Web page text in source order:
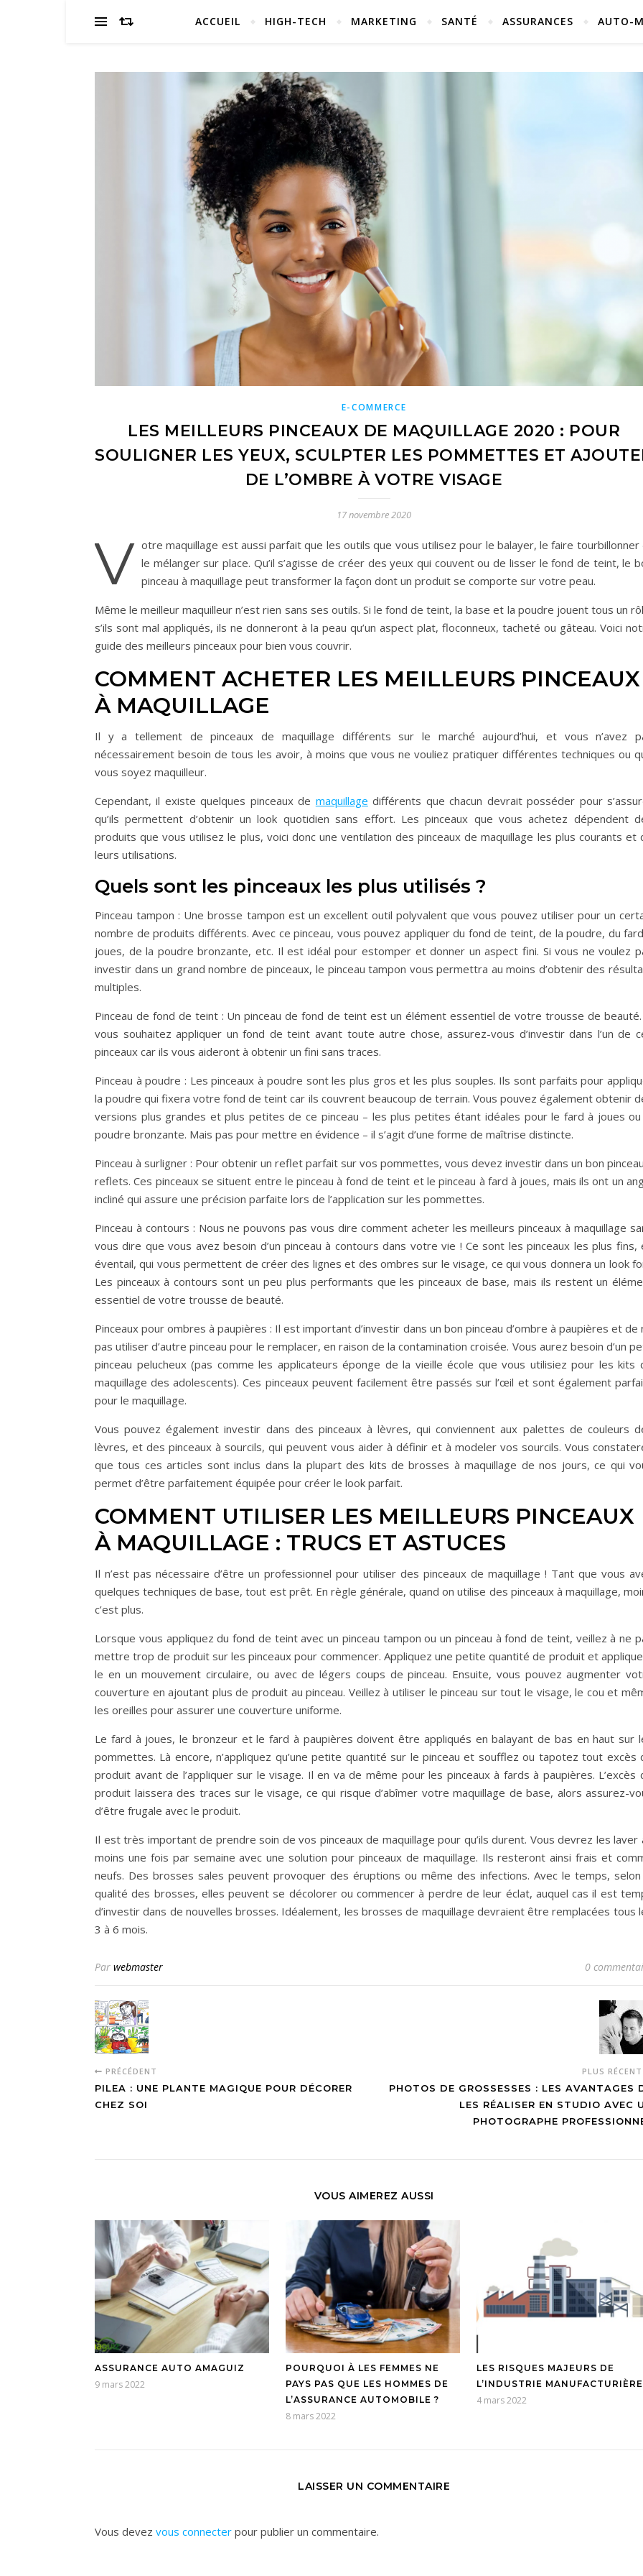
ACCUEIL HIGH-TECH MARKETING SANTÉ ASSURANCES AUTO-
E-COMMERCE
LES MEILLEURS PINCEAUX DE MAQUILLAGE 2020 : POUR
SOULIGNER LES YEUX, SCULPTER LES POMMETTES ET
DE L’OMBRE À VOTRE VISAGE
17 novembre 2020
V otre maquillage est aussi parfait que les outils que vous utilisez pour le balayer, le faire tourbillonner
le mélanger sur place. Qu’il s’agisse de créer des yeux qui couvent ou de lisser le fond de teint, le
pinceau à maquillage peut transformer la façon dont un produit se comporte sur votre peau.
Même le meilleur maquilleur n’est rien sans ses outils. Si le fond de teint, la base et la poudre jouent tous un
s’ils sont mal appliqués, ils ne donneront à la peau qu’un aspect plat, floconneux, tacheté ou gâteau. Voici
guide des meilleurs pinceaux pour bien vous couvrir.
COMMENT ACHETER LES MEILLEURS PINCEAUX
À MAQUILLAGE
Il y a tellement de pinceaux de maquillage différents sur le marché aujourd’hui, et vous n’avez
nécessairement besoin de tous les avoir, à moins que vous ne vouliez pratiquer différentes techniques ou
vous soyez maquilleur.
Cependant, il existe quelques pinceaux de maquillage différents que chacun devrait posséder pour
qu’ils permettent d’obtenir un look quotidien sans effort. Les pinceaux que vous achetez dépendent
produits que vous utilisez le plus, voici donc une ventilation des pinceaux de maquillage les plus courants et
leurs utilisations.
Quels sont les pinceaux les plus utilisés ?
Pinceau tampon : Une brosse tampon est un excellent outil polyvalent que vous pouvez utiliser pour un
nombre de produits différents. Avec ce pinceau, vous pouvez appliquer du fond de teint, de la poudre, du
joues, de la poudre bronzante, etc. Il est idéal pour estomper et donner un aspect fini. Si vous ne voulez
investir dans un grand nombre de pinceaux, le pinceau tampon vous permettra au moins d’obtenir des
multiples.
Pinceau de fond de teint : Un pinceau de fond de teint est un élément essentiel de votre trousse de beauté.
vous souhaitez appliquer un fond de teint avant toute autre chose, assurez-vous d’investir dans l’un de
pinceaux car ils vous aideront à obtenir un fini sans traces.
Pinceau à poudre : Les pinceaux à poudre sont les plus gros et les plus souples. Ils sont parfaits pour
la poudre qui fixera votre fond de teint car ils couvrent beaucoup de terrain. Vous pouvez également obtenir
versions plus grandes et plus petites de ce pinceau – les plus petites étant idéales pour le fard à joues ou
poudre bronzante. Mais pas pour mettre en évidence – il s’agit d’une forme de maîtrise distincte.
Pinceau à surligner : Pour obtenir un reflet parfait sur vos pommettes, vous devez investir dans un bon
reflets. Ces pinceaux se situent entre le pinceau à fond de teint et le pinceau à fard à joues, mais ils ont un
incliné qui assure une précision parfaite lors de l’application sur les pommettes.
Pinceau à contours : Nous ne pouvons pas vous dire comment acheter les meilleurs pinceaux à maquillage
vous dire que vous avez besoin d’un pinceau à contours dans votre vie ! Ce sont les pinceaux les plus fins,
éventail, qui vous permettent de créer des lignes et des ombres sur le visage, ce qui vous donnera un look
Les pinceaux à contours sont un peu plus performants que les pinceaux de base, mais ils restent un
essentiel de votre trousse de beauté.
Pinceaux pour ombres à paupières : Il est important d’investir dans un bon pinceau d’ombre à paupières et de
pas utiliser d’autre pinceau pour le remplacer, en raison de la contamination croisée. Vous aurez besoin d’un
pinceau pelucheux (pas comme les applicateurs éponge de la vieille école que vous utilisiez pour les kits
maquillage des adolescents). Ces pinceaux peuvent facilement être passés sur l’œil et sont également
pour le maquillage.
Vous pouvez également investir dans des pinceaux à lèvres, qui conviennent aux palettes de couleurs
lèvres, et des pinceaux à sourcils, qui peuvent vous aider à définir et à modeler vos sourcils. Vous
que tous ces articles sont inclus dans la plupart des kits de brosses à maquillage de nos jours, ce qui
permet d’être parfaitement équipée pour créer le look parfait.
COMMENT UTILISER LES MEILLEURS PINCEAUX
À MAQUILLAGE : TRUCS ET ASTUCES
Il n’est pas nécessaire d’être un professionnel pour utiliser des pinceaux de maquillage ! Tant que vous
quelques techniques de base, tout est prêt. En règle générale, quand on utilise des pinceaux à maquillage,
c’est plus.
Lorsque vous appliquez du fond de teint avec un pinceau tampon ou un pinceau à fond de teint, veillez à ne
mettre trop de produit sur les pinceaux pour commencer. Appliquez une petite quantité de produit et
le en un mouvement circulaire, ou avec de légers coups de pinceau. Ensuite, vous pouvez augmenter
couverture en ajoutant plus de produit au pinceau. Veillez à utiliser le pinceau sur tout le visage, le cou et
les oreilles pour assurer une couverture uniforme.
Le fard à joues, le bronzeur et le fard à paupières doivent être appliqués en balayant de bas en haut sur
pommettes. Là encore, n’appliquez qu’une petite quantité sur le pinceau et soufflez ou tapotez tout excès
produit avant de l’appliquer sur le visage. Il en va de même pour les pinceaux à fards à paupières. L’excès
produit laissera des traces sur le visage, ce qui risque d’abîmer votre maquillage de base, alors assurez-
d’être frugale avec le produit.
Il est très important de prendre soin de vos pinceaux de maquillage pour qu’ils durent. Vous devrez les laver
moins une fois par semaine avec une solution pour pinceaux de maquillage. Ils resteront ainsi frais et
neufs. Des brosses sales peuvent provoquer des éruptions ou même des infections. Avec le temps, selon
qualité des brosses, elles peuvent se décolorer ou commencer à perdre de leur éclat, auquel cas il est
d’investir dans de nouvelles brosses. Idéalement, les brosses de maquillage devraient être remplacées tous
3 à 6 mois.
Par webmaster 0
PRÉCÉDENT
PILEA : UNE PLANTE MAGIQUE POUR DÉCORER
CHEZ SOI
PLUS RÉCENT
PHOTOS DE GROSSESSES : LES AVANTAGES
LES RÉALISER EN STUDIO AVEC
PHOTOGRAPHE
VOUS AIMEREZ AUSSI
ASSURANCE AUTO AMAGUIZ
9 mars 2022
POURQUOI À LES FEMMES NE
PAYS PAS QUE LES HOMMES DE
L’ASSURANCE AUTOMOBILE ?
8 mars 2022
LES RISQUES MAJEURS DE
L’INDUSTRIE MANUFACTURIÈRE
4 mars 2022
LAISSER UN COMMENTAIRE
Vous devez vous connecter pour publier un commentaire.